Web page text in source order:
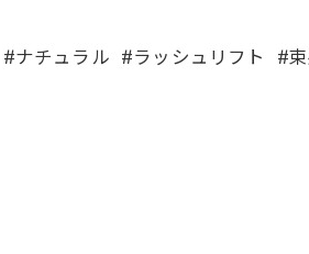
チュラル #ラッシュリフト #